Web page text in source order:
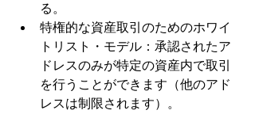
る。
特権的な資産取引のためのホワイ
トリスト・モデル：承認されたア
ドレスのみが特定の資産内で取引
を行うことができます（他のアド
レスは制限されます）。